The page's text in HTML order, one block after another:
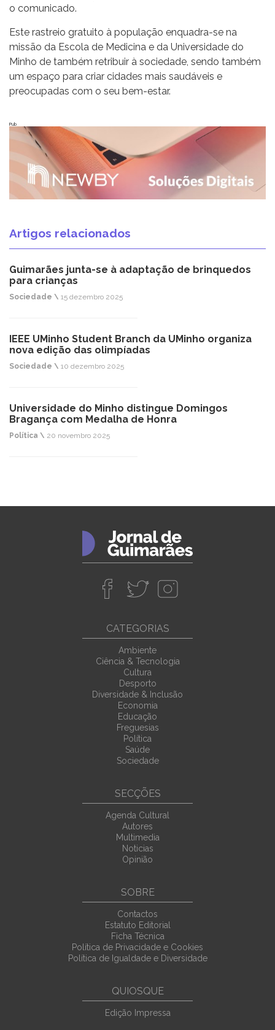
o comunicado.
Este rastreio gratuito à população enquadra-se na
missão da Escola de Medicina e da Universidade do
Minho de também retribuir à sociedade, sendo também
um espaço para criar cidades mais saudáveis e
preocupadas com o seu bem-estar.
Pub
Artigos relacionados
Guimarães junta-se à adaptação de brinquedos
para crianças
Sociedade \ 15 dezembro 2025
IEEE UMinho Student Branch da UMinho organiza
nova edição das olimpíadas
Sociedade \ 10 dezembro 2025
Universidade do Minho distingue Domingos
Bragança com Medalha de Honra
Política \ 20 novembro 2025
CATEGORIAS
Ambiente
Ciência & Tecnologia
Cultura
Desporto
Diversidade & Inclusão
Economia
Educação
Freguesias
Política
Saúde
Sociedade
SECÇÕES
Agenda Cultural
Autores
Multimedia
Noticias
Opinião
SOBRE
Contactos
Estatuto Editorial
Ficha Técnica
Política de Privacidade e Cookies
Política de Igualdade e Diversidade
QUIOSQUE
Edição Impressa